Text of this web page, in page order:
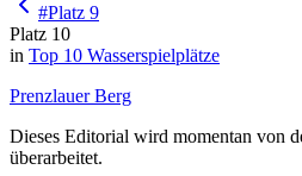
#Platz 9
Platz 10
in Top 10 Wasserspielplätze
Prenzlauer Berg
Dieses Editorial wird momentan von
überarbeitet.